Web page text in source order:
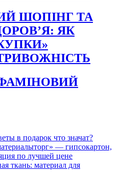
ШОПІНГ ТА
ЯК
в подарок что значат?
— гипсокартон,
по лучшей цене
ткань: материал для